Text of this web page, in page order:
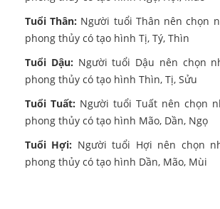
Tuổi Thân: Người tuổi Thân nên chọn
phong thủy có tạo hình Tị, Tý, Thìn
Tuổi Dậu: Người tuổi Dậu nên chọn
phong thủy có tạo hình Thìn, Tị, Sửu
Tuổi Tuất: Người tuổi Tuất nên chọn
phong thủy có tạo hình Mão, Dần, Ngọ
Tuổi Hợi: Người tuổi Hợi nên chọn
phong thủy có tạo hình Dần, Mão, Mùi